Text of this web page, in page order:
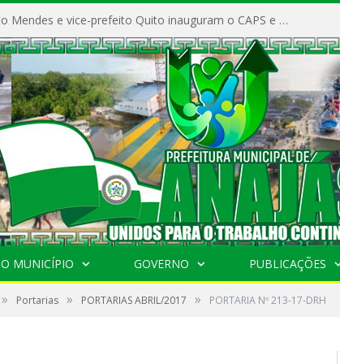
Prefeito Vivaldo Mendes e vice-prefeito Quito inauguram o CAPS e fortalecem a saúde pública em Anajás.
O MUNICÍPIO GOVERNO PUBLICAÇÕES
» Portarias » PORTARIAS ABRIL/2017 » PORTARIA Nº 213-17-DRH